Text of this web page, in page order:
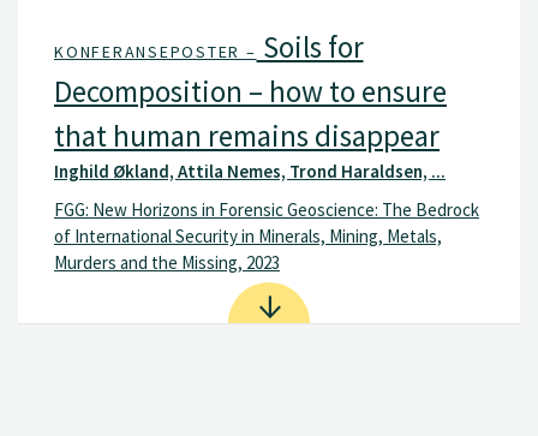
KONFERANSEPOSTER – Soils for
Decomposition – how to ensure
that human remains disappear
Inghild Økland, Attila Nemes, Trond Haraldsen, ...
FGG: New Horizons in Forensic Geoscience: The Bedrock
of International Security in Minerals, Mining, Metals,
Murders and the Missing, 2023